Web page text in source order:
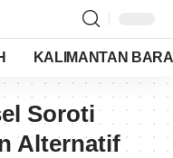
KALIMANTAN
Soroti
Alternatif